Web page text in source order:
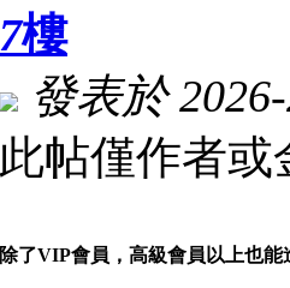
7樓
發表於
此帖僅作者或
除了VIP會員，高級會員以上也